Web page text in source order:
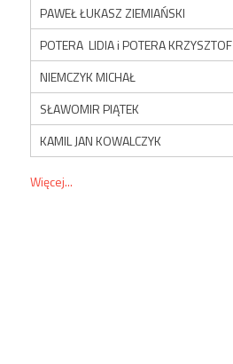
PAWEŁ ŁUKASZ ZIEMIAŃSKI
POTERA LIDIA i POTERA KRZYSZTOF
NIEMCZYK MICHAŁ
SŁAWOMIR PIĄTEK
KAMIL JAN KOWALCZYK
Więcej...